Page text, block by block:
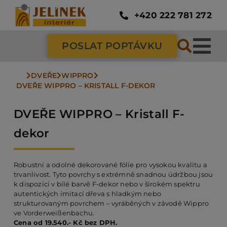
Přeskočit
obsah
+420 222 781 272
POSLAT POPTÁVKU
DVEŘE WIPPRO
DVEŘE WIPPRO – KRISTALL F-DEKOR
DVEŘE WIPPRO – Kristall F-
dekor
Robustní a odolné dekorované fólie pro vysokou kvalitu a
trvanlivost. Tyto povrchy s extrémně snadnou údržbou jsou
k dispozici v bílé barvě F-dekor nebo v širokém spektru
autentických imitací dřeva s hladkým nebo
strukturovaným povrchem – vyráběných v závodě Wippro
ve Vorderweißenbachu.
Cena od 19.540.- Kč bez DPH.